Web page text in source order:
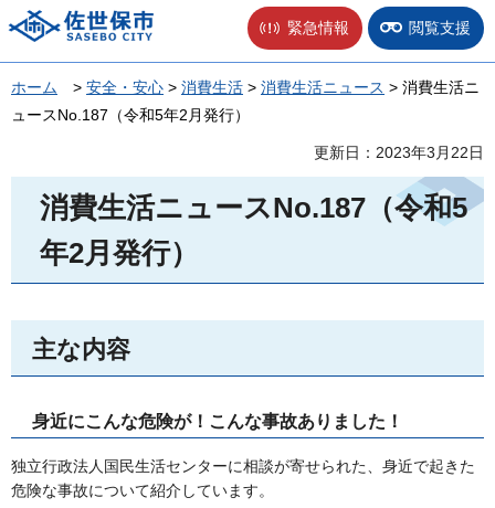
佐世保市 緊急情報 閲覧支援
ホーム > 安全・安心 > 消費生活 > 消費生活ニュース > 消費生活ニ
ュースNo.187（令和5年2月発行）
更新日：2023年3月22日
消費生活ニュースNo.187（令和5
年2月発行）
主な内容
身近にこんな危険が！こんな事故ありました！
独立行政法人国民生活センターに相談が寄せられた、身近で起きた
危険な事故について紹介しています。